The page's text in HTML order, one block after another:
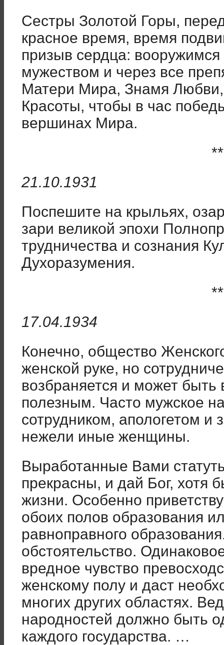
Сестры Золотой Горы,
красное время, время
призыв сердца:
мужеством и через все
Матери Мира, Знамя
Красоты, чтобы в час
вершинах Мира.
21.10.1931
Поспешите на крыльях,
зари великой эпохи
трудничества и сознания
Духоразумения.
17.04.1934
Конечно, общество
женской руке, но
возбраняется и может
полезным. Часто мужское
сотрудником, апологетом и
нежели иные женщины.
Выработанные Вами
прекрасны, и дай Бог, хотя
жизни. Особенно
обоих полов образования
равно­правного
обстоятельство.
вредное чувство
женскому полу и даст
многих других областях.
народностей должно быть
каждого государства. …